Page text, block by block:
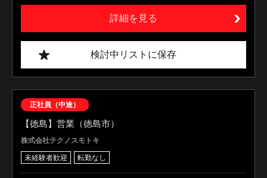
詳細を見る
検討中リストに保存
正社員（中途）
【徳島】営業（徳島市）
株式会社テクノスモトキ
未経験者歓迎 転勤なし